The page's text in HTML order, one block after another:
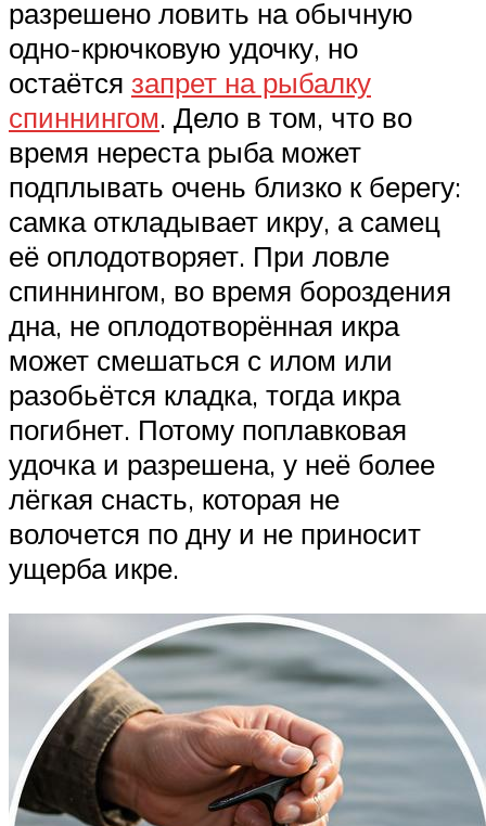
разрешено ловить на обычную
одно-крючковую удочку, но
остаётся запрет на рыбалку
спиннингом. Дело в том, что во
время нереста рыба может
подплывать очень близко к берегу:
самка откладывает икру, а самец
её оплодотворяет. При ловле
спиннингом, во время бороздения
дна, не оплодотворённая икра
может смешаться с илом или
разобьётся кладка, тогда икра
погибнет. Потому поплавковая
удочка и разрешена, у неё более
лёгкая снасть, которая не
волочется по дну и не приносит
ущерба икре.